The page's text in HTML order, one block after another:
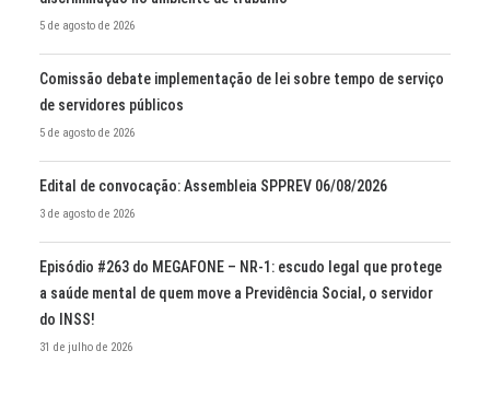
5 de agosto de 2026
Comissão debate implementação de lei sobre tempo de serviço
de servidores públicos
5 de agosto de 2026
Edital de convocação: Assembleia SPPREV 06/08/2026
3 de agosto de 2026
Episódio #263 do MEGAFONE – NR-1: escudo legal que protege
a saúde mental de quem move a Previdência Social, o servidor
do INSS!
31 de julho de 2026